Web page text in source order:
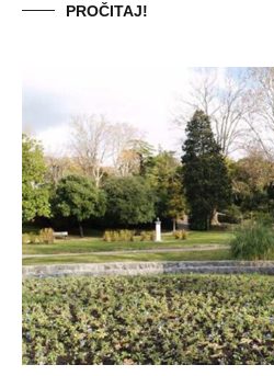
PROČITAJ!